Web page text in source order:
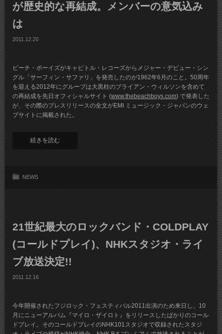
が歴史的な再結成。メンバーの意気込み
は
2011.12.20
ビーチ・ボーイズがキャピトル・レコーズからメジャー・デビュー・シン
グル「サーフィン・サファリ」を発売したのが1962年6月のこと。50周年
を迎える2012年にグループは大黒柱のブライアン・ウィルソンを含めて
の再結成を先日オフィシャルサイト (www.thebeachboys.com) で発表した
が、その際のプレスリリースの全文がEMI ミュージック・ジャパンのウェ
ブサイトに掲載された。
続きを読む
NEWS
21世紀最大のロックバンド・COLDPLAY
(コールドプレイ)、NHKスタジオ・ライ
ブ放送決定!!
2011.12.16
今年開催されたフジロック・フェスティバル2011出演のため来日し、10
月にニューアルバム『マイロ・ザイロト』をリリースしたばかりのコール
ドプレイ。そのコールドプレイのNHK101スタジオで収録されたスタジ